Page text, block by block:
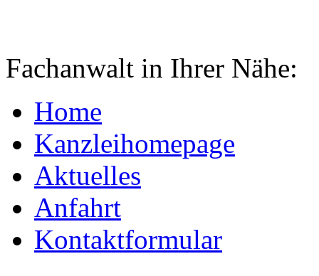
Fachanwalt in Ihrer Nähe:
Home
Kanzleihomepage
Aktuelles
Anfahrt
Kontaktformular